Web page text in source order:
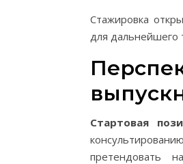
Стажировка
для дальнейшего
Стартовая
претендовать